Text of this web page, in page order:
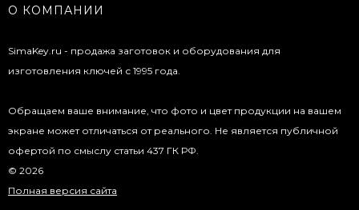
О КОМПАНИИ
SimaKey.ru - продажа заготовок и оборудования для
изготовления ключей с 1995 года.
Обращаем ваше внимание, что фото и цвет продукции на вашем
экране может отличаться от реального. Не является публичной
офертой по смыслу статьи 437 ГК РФ.
© 2026
Полная версия сайта